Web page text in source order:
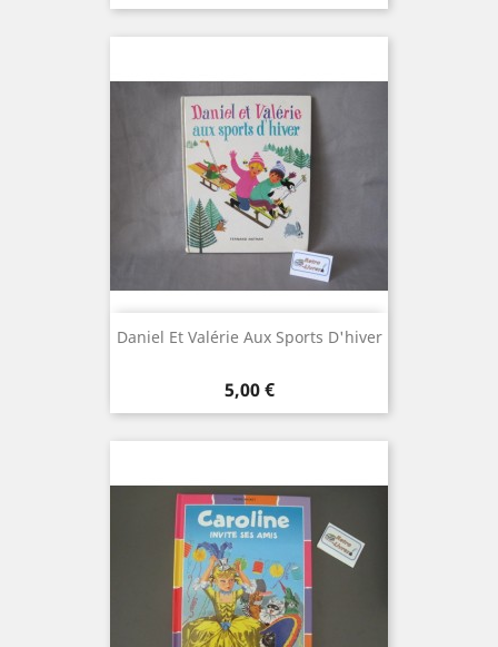
Daniel Et Valérie Aux Sports D'hiver
Prix
5,00 €